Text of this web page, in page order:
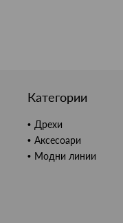
Категории
Дрехи
Аксесоари
Модни линии